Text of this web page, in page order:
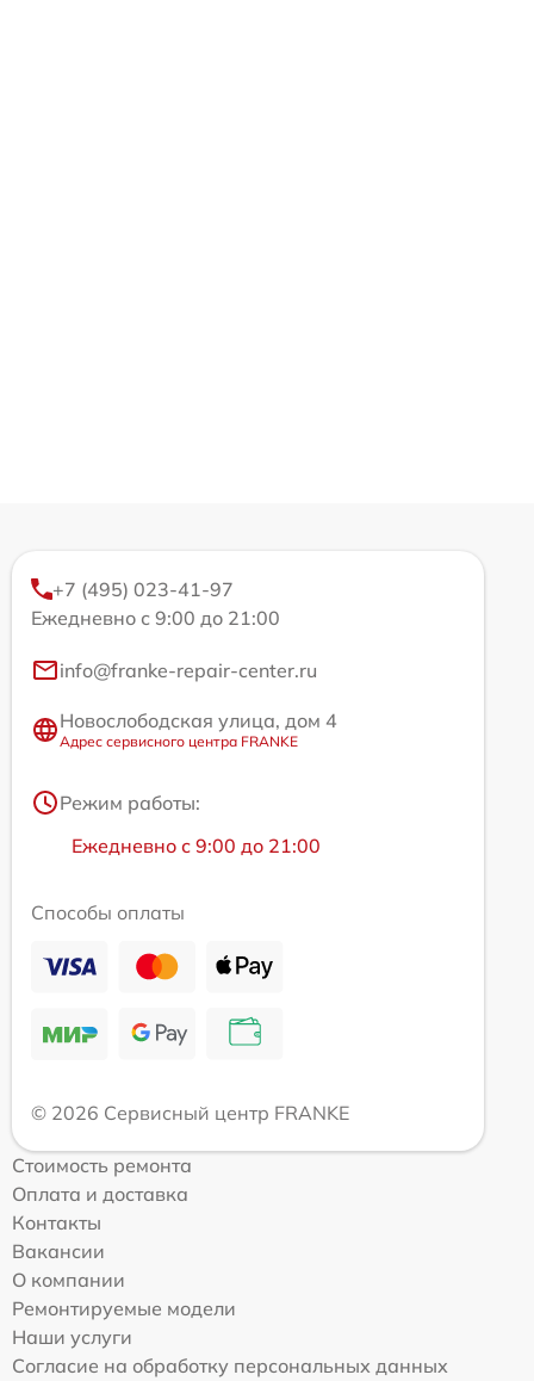
+7 (495) 023-41-97
Ежедневно с 9:00 до 21:00
info@franke-repair-center.ru
Новослободская улица, дом 4
Адрес сервисного центра FRANKE
Режим работы:
Ежедневно с 9:00 до 21:00
Способы оплаты
© 2026 Сервисный центр FRANKE
Стоимость ремонта
Оплата и доставка
Контакты
Вакансии
О компании
Ремонтируемые модели
Наши услуги
Согласие на обработку персональных данных